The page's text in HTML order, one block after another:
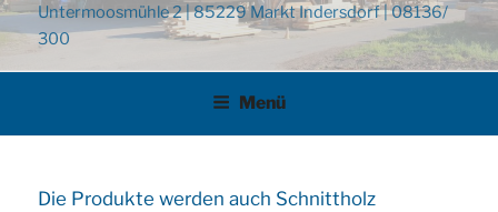
Untermoosmühle 2 | 85229 Markt Indersdorf | 08136/
300
Menü
Die Produkte werden auch Schnittholz